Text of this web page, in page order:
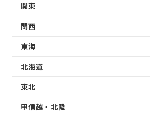
関東
関西
東海
北海道
東北
甲信越・北陸